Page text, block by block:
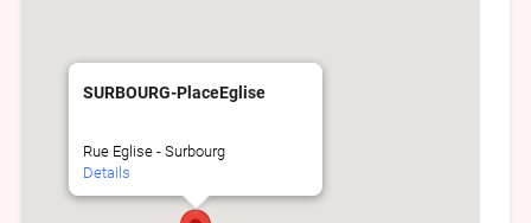
SURBOURG-PlaceEglise
Rue Eglise - Surbourg
Details